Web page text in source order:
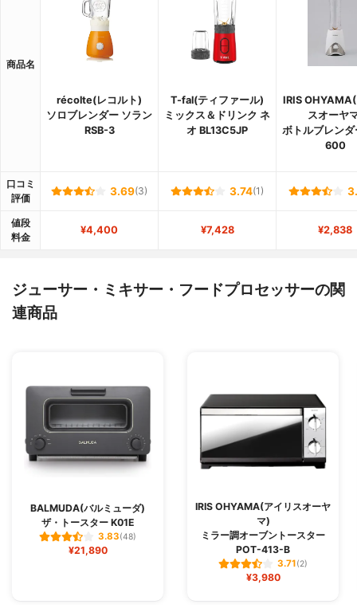
商品名
récolte(レコルト)
ソロブレンダー ソラン
RSB-3
T-fal(ティファール)
ミックス＆ドリンク ネ
オ BL13C5JP
IRIS
スオーヤ
ボトルブレン
600
口コミ
評価
3.69(3) 3.74(1)
値段
料金
¥4,400 ¥7,428 ¥2,838
ジューサー・ミキサー・フードプロセッサーの関
連商品
BALMUDA(バルミューダ)
ザ・トースター K01E
3.83(48)
¥21,890
IRIS OHYAMA(アイリスオーヤ
マ)
ミラー調オーブントースター
POT-413-B
3.71(2)
¥3,980